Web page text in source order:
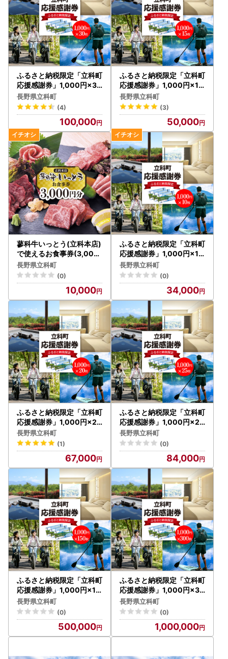
ふるさと納税限定「立科町
応援感謝券」1,000円×30
枚
長野県立科町
(4)
100,000
ふるさと納税限定「立科町
応援感謝券」1,000円×15
枚
長野県立科町
(3)
50,000
蓼科牛いっとう(立科本店)
で使えるお食事券(3,000
円分)
長野県立科町
(0)
10,000
ふるさと納税限定「立科町
応援感謝券」1,000円×10
枚
長野県立科町
(0)
34,000
ふるさと納税限定「立科町
応援感謝券」1,000円×20
枚
長野県立科町
(1)
67,000
ふるさと納税限定「立科町
応援感謝券」1,000円×25
枚
長野県立科町
(0)
84,000
ふるさと納税限定「立科町
応援感謝券」1,000円×15
0枚
長野県立科町
(0)
500,000
ふるさと納税限定「立科町
応援感謝券」1,000円×30
0枚
長野県立科町
(0)
1,000,000